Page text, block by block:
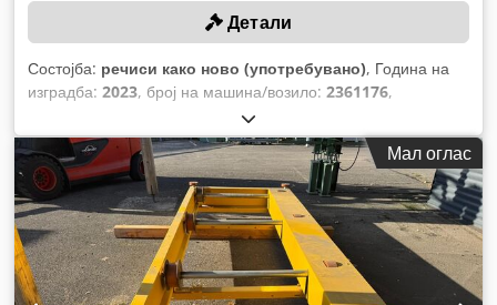
Детали
Состојба: речиси како ново (употребувано), Година на
изградба: 2023, број на машина/возило: 2361176,
Мал оглас